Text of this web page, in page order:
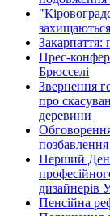
Закарпаття:
Прес-
Брюсселі
Звернення
про
деревини
Перший
дизайнерів
Пенсійна